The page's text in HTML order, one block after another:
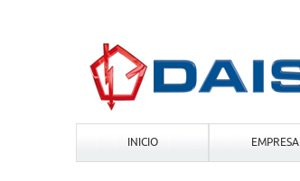
INICIO EMPRESA